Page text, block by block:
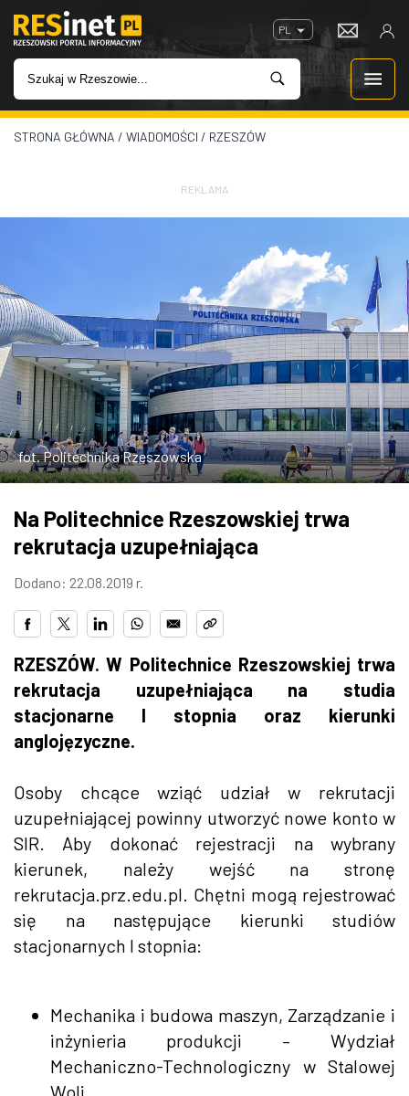
PL
WIADOMOŚCI
ROZRYWKA
W KINACH
GASTRONOMIA
ZDJĘCIA
W RZESZOWIE
STRONA GŁÓWNA / WIADOMOŚCI / RZESZÓW
REKLAMA
fot. Politechnika Rzeszowska
Na Politechnice Rzeszowskiej trwa
rekrutacja uzupełniająca
Dodano: 22.08.2019 r.
RZESZÓW. W Politechnice Rzeszowskiej trwa
rekrutacja uzupełniająca na studia
stacjonarne I stopnia oraz kierunki
anglojęzyczne.
Osoby chcące wziąć udział w rekrutacji
uzupełniającej powinny utworzyć nowe konto w
SIR. Aby dokonać rejestracji na wybrany
kierunek, należy wejść na stronę
rekrutacja.prz.edu.pl. Chętni mogą rejestrować
się na następujące kierunki studiów
stacjonarnych I stopnia:
Mechanika i budowa maszyn, Zarządzanie i
inżynieria produkcji – Wydział
Mechaniczno-Technologiczny w Stalowej
Woli,